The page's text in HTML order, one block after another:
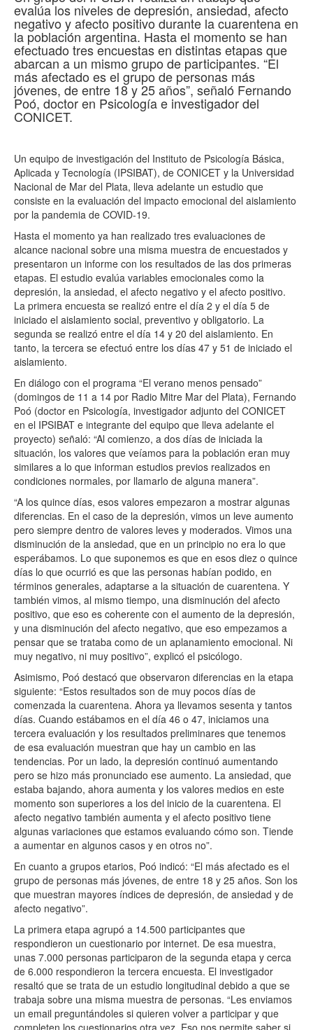
evalúa los niveles de depresión, ansiedad, afecto
negativo y afecto positivo durante la cuarentena en
la población argentina. Hasta el momento se han
efectuado tres encuestas en distintas etapas que
abarcan a un mismo grupo de participantes. “El
más afectado es el grupo de personas más
jóvenes, de entre 18 y 25 años”, señaló Fernando
Poó, doctor en Psicología e investigador del
CONICET.
Un equipo de investigación del Instituto de Psicología Básica,
Aplicada y Tecnología (IPSIBAT), de CONICET y la Universidad
Nacional de Mar del Plata, lleva adelante un estudio que
consiste en la evaluación del impacto emocional del aislamiento
por la pandemia de COVID-19.
Hasta el momento ya han realizado tres evaluaciones de
alcance nacional sobre una misma muestra de encuestados y
presentaron un informe con los resultados de las dos primeras
etapas. El estudio evalúa variables emocionales como la
depresión, la ansiedad, el afecto negativo y el afecto positivo.
La primera encuesta se realizó entre el día 2 y el día 5 de
iniciado el aislamiento social, preventivo y obligatorio. La
segunda se realizó entre el día 14 y 20 del aislamiento. En
tanto, la tercera se efectuó entre los días 47 y 51 de iniciado el
aislamiento.
En diálogo con el programa “El verano menos pensado”
(domingos de 11 a 14 por Radio Mitre Mar del Plata), Fernando
Poó (doctor en Psicología, investigador adjunto del CONICET
en el IPSIBAT e integrante del equipo que lleva adelante el
proyecto) señaló: “Al comienzo, a dos días de iniciada la
situación, los valores que veíamos para la población eran muy
similares a lo que informan estudios previos realizados en
condiciones normales, por llamarlo de alguna manera”.
“A los quince días, esos valores empezaron a mostrar algunas
diferencias. En el caso de la depresión, vimos un leve aumento
pero siempre dentro de valores leves y moderados. Vimos una
disminución de la ansiedad, que en un principio no era lo que
esperábamos. Lo que suponemos es que en esos diez o quince
días lo que ocurrió es que las personas habían podido, en
términos generales, adaptarse a la situación de cuarentena. Y
también vimos, al mismo tiempo, una disminución del afecto
positivo, que eso es coherente con el aumento de la depresión,
y una disminución del afecto negativo, que eso empezamos a
pensar que se trataba como de un aplanamiento emocional. Ni
muy negativo, ni muy positivo”, explicó el psicólogo.
Asimismo, Poó destacó que observaron diferencias en la etapa
siguiente: “Estos resultados son de muy pocos días de
comenzada la cuarentena. Ahora ya llevamos sesenta y tantos
días. Cuando estábamos en el día 46 o 47, iniciamos una
tercera evaluación y los resultados preliminares que tenemos
de esa evaluación muestran que hay un cambio en las
tendencias. Por un lado, la depresión continuó aumentando
pero se hizo más pronunciado ese aumento. La ansiedad, que
estaba bajando, ahora aumenta y los valores medios en este
momento son superiores a los del inicio de la cuarentena. El
afecto negativo también aumenta y el afecto positivo tiene
algunas variaciones que estamos evaluando cómo son. Tiende
a aumentar en algunos casos y en otros no”.
En cuanto a grupos etarios, Poó indicó: “El más afectado es el
grupo de personas más jóvenes, de entre 18 y 25 años. Son los
que muestran mayores índices de depresión, de ansiedad y de
afecto negativo”.
La primera etapa agrupó a 14.500 participantes que
respondieron un cuestionario por internet. De esa muestra,
unas 7.000 personas participaron de la segunda etapa y cerca
de 6.000 respondieron la tercera encuesta. El investigador
resaltó que se trata de un estudio longitudinal debido a que se
trabaja sobre una misma muestra de personas. “Les enviamos
un email preguntándoles si quieren volver a participar y que